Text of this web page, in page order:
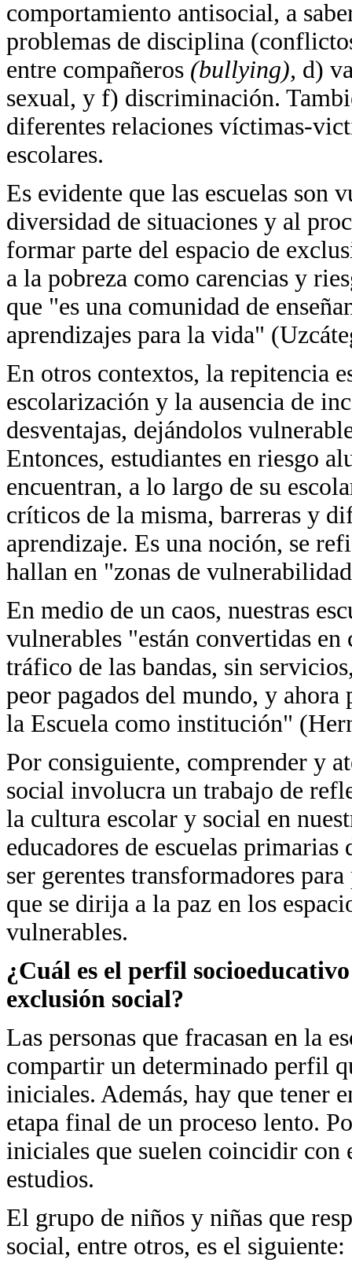
comportamiento antisocial, a
problemas de disciplina
entre compañeros (bullying), d)
sexual, y f) discriminación.
diferentes relaciones víctimas-
escolares.
Es evidente que las escuelas son
diversidad de situaciones y al
formar parte del espacio de
a la pobreza como carencias y
que "es una comunidad de
aprendizajes para la vida"
En otros contextos, la repitencia
escolarización y la ausencia de
desventajas, dejándolos
Entonces, estudiantes en riesgo
encuentran, a lo largo de su
críticos de la misma, barreras y
aprendizaje. Es una noción, se
hallan en "zonas de
En medio de un caos, nuestras
vulnerables "están convertidas
tráfico de las bandas, sin
peor pagados del mundo, y
la Escuela como institución"
Por consiguiente, comprender y
social involucra un trabajo de
la cultura escolar y social en
educadores de escuelas primarias
ser gerentes transformadores
que se dirija a la paz en los
vulnerables.
¿Cuál es el perfil
exclusión social?
Las personas que fracasan en la
compartir un determinado perfil
iniciales. Además, hay que tener
etapa final de un proceso lento.
iniciales que suelen coincidir con
estudios.
El grupo de niños y niñas que
social, entre otros, es el siguiente: